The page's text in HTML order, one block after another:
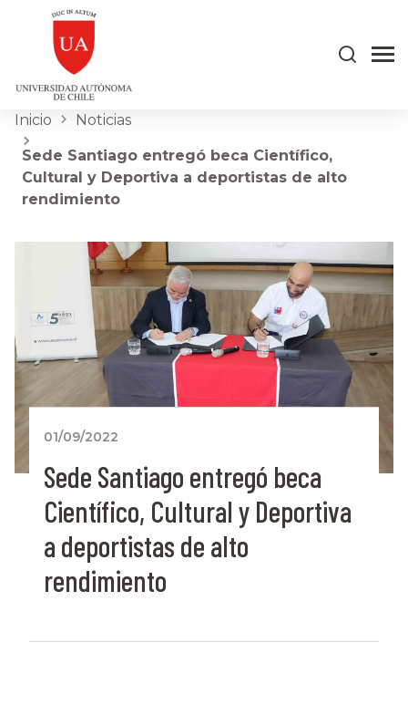
Inicio Noticias
Sede Santiago entregó beca Científico,
Cultural y Deportiva a deportistas de alto
rendimiento
01/09/2022
Sede Santiago entregó beca
Científico, Cultural y Deportiva
a deportistas de alto
rendimiento